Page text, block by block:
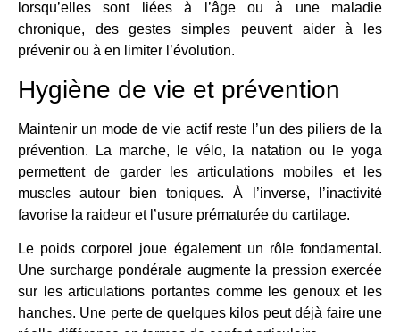
lorsqu’elles sont liées à l’âge ou à une maladie
chronique, des gestes simples peuvent aider à les
prévenir ou à en limiter l’évolution.
Hygiène de vie et prévention
Maintenir un mode de vie actif reste l’un des piliers de la
prévention. La marche, le vélo, la natation ou le yoga
permettent de garder les articulations mobiles et les
muscles autour bien toniques. À l’inverse, l’inactivité
favorise la raideur et l’usure prématurée du cartilage.
Le poids corporel joue également un rôle fondamental.
Une surcharge pondérale augmente la pression exercée
sur les articulations portantes comme les genoux et les
hanches. Une perte de quelques kilos peut déjà faire une